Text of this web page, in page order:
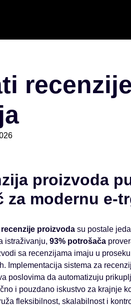
proizvoda
za modernu e-
recenzije proizvodasu postale
istraživanju, 93% potrošača
sa recenzijama imaju u proseku
Implementacija sistema za
poslovima da automatizuju
i pouzdano iskustvo za krajnje
fleksibilnost, skalabilnost i